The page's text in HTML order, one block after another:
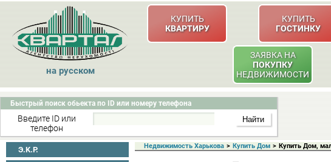
на русском
КУПИТЬ
КВАРТИРУ
КУПИТЬ
ГОСТИНКУ
ЗАЯВКА НА
ПОКУПКУ
НЕДВИЖИМОСТИ
Быстрый поиск обьекта по ID или номеру телефона
Введите ID или
телефон
Э.K.P.
Недвижимость Харькова > Купить Дом > Купить Дом,